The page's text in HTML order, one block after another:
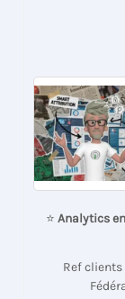
⭐ Analytics
Ref clients